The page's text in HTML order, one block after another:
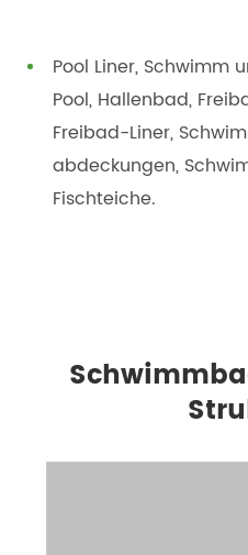
Pool Liner, Schwimm
Pool, Hallenbad,
Freibad-Liner,
abdeckungen,
Fischteiche.